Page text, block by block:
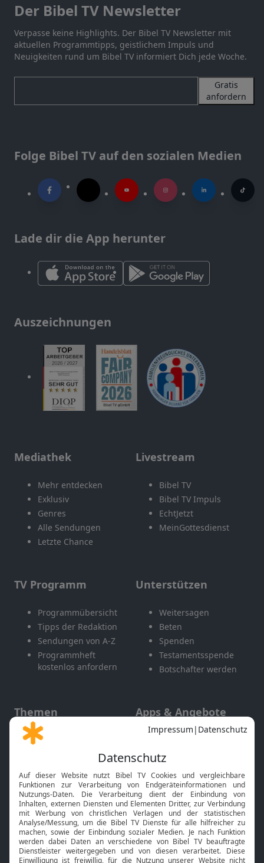
Der Bibel TV Newsletter
Verpasse keine Highlights. Der Bibel TV Newsletter mit
aktuellen Programmtipps, geistlichem Impuls und
Neuigkeiten rund um Bibel TV informiert Dich jede Woche.
Gratis
anfordern
Folge Bibel TV auf den sozialen Medien
Lade dir die App herunter
Auszeichnungen
Mediathek
Mehr entdecken
Exklusiv
Genres
Alle Sendungen
Letzte Chance
Livestream
Bibel TV
Bibel TV Impuls
EchtJetzt
MeinGottesdienst
TV Programm
Programmübersicht
Tipps der Redaktion
Sendungen von A-Z
Programmheft
kostenlos anfordern
Unterstützen
Weitersagen
Beten
Spenden
Testamentsspende
Botschafter werden
Themen
Gott und Bibel erklärt
Neuigkeiten
Apps & Angebote
Mobile App
Smart TV
HbbTV
Bibelthek Online-Bibel
Nächster Gottesdienst